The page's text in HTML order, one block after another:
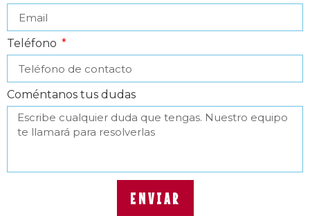
Teléfono
Coméntanos tus dudas
ENVIAR